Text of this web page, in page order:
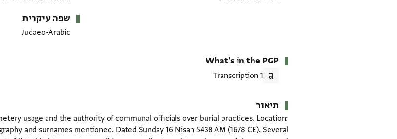
שפה עיקרית
Judaeo-Arabic
What's in the PGP
1 Transcription
תיאור
usage and the authority of communal officials over burial practices. Location:
and surnames mentioned. Dated Sunday 16 Nisan 5438 AM (1678 CE). Several